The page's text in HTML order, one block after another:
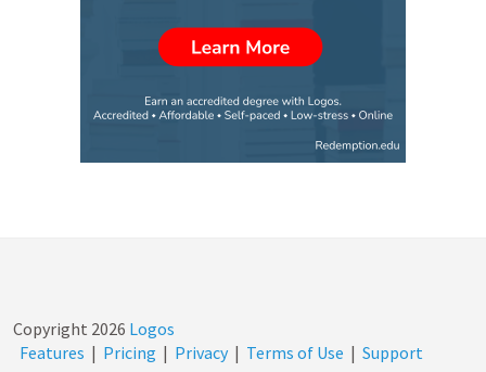
Copyright 2026 Logos
Features | Pricing | Privacy | Terms of Use | Support